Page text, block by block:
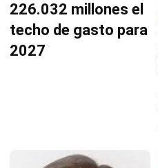
226.032 millones el
techo de gasto para
2027